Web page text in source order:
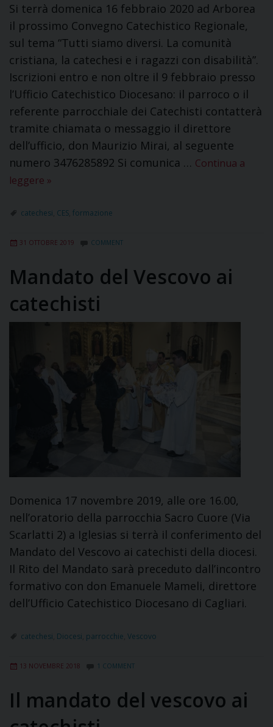
Si terrà domenica 16 febbraio 2020 ad Arborea
il prossimo Convegno Catechistico Regionale,
sul tema “Tutti siamo diversi. La comunità
cristiana, la catechesi e i ragazzi con disabilità”.
Iscrizioni entro e non oltre il 9 febbraio presso
l’Ufficio Catechistico Diocesano: il parroco o il
referente parrocchiale dei Catechisti contatterà
tramite chiamata o messaggio il direttore
dell’ufficio, don Maurizio Mirai, al seguente
numero 3476285892 Si comunica … Continua a
leggere »
catechesi CES formazione
31 OTTOBRE 2019 COMMENT
Mandato del Vescovo ai
catechisti
Domenica 17 novembre 2019, alle ore 16.00,
nell’oratorio della parrocchia Sacro Cuore (Via
Scarlatti 2) a Iglesias si terrà il conferimento del
Mandato del Vescovo ai catechisti della diocesi.
Il Rito del Mandato sarà preceduto dall’incontro
formativo con don Emanuele Mameli, direttore
dell’Ufficio Catechistico Diocesano di Cagliari.
catechesi Diocesi parrocchie Vescovo
13 NOVEMBRE 2018 1 COMMENT
Il mandato del vescovo ai